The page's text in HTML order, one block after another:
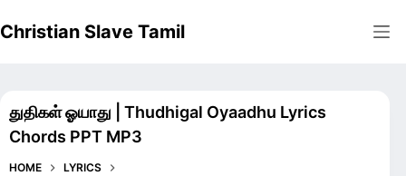
to
Christian Slave Tamil
துதிகள் ஓயாது | Thudhigal Oyaadhu Lyrics
Chords PPT MP3
HOME
LYRICS